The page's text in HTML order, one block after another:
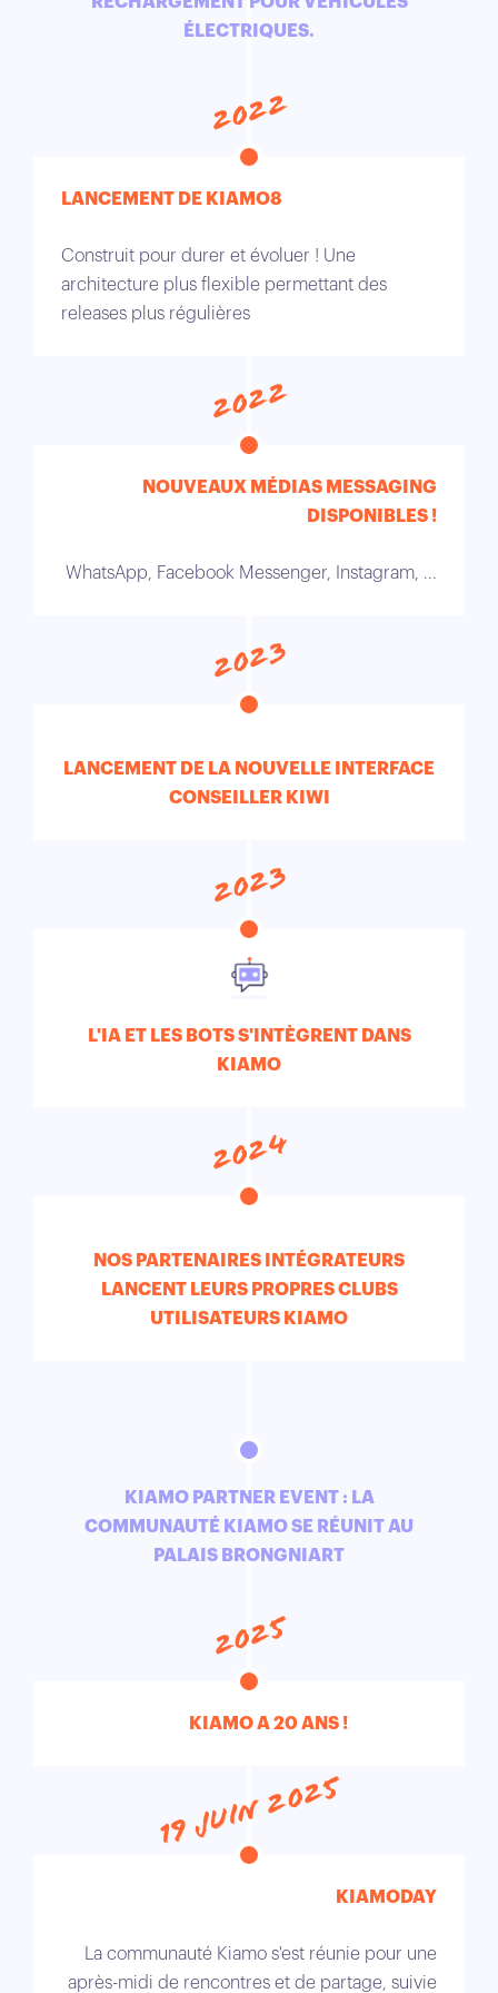
ÉLECTRIQUES.
2022
LANCEMENT DE KIAMO8
Construit pour durer et évoluer ! Une
architecture plus flexible permettant des
releases plus régulières
2022
NOUVEAUX MÉDIAS MESSAGING
DISPONIBLES !
WhatsApp, Facebook Messenger, Instagram, ...
2023
LANCEMENT DE LA NOUVELLE INTERFACE
CONSEILLER KIWI
2023
L'IA ET LES BOTS S'INTÈGRENT DANS
KIAMO
2024
NOS PARTENAIRES INTÉGRATEURS
LANCENT LEURS PROPRES CLUBS
UTILISATEURS KIAMO
KIAMO PARTNER EVENT : LA
COMMUNAUTÉ KIAMO SE RÉUNIT AU
PALAIS BRONGNIART
2025
KIAMO A 20 ANS !
19 juin 2025
KIAMODAY
La communauté Kiamo s'est réunie pour une
après-midi de rencontres et de partage, suivie